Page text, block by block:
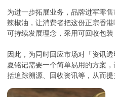
为进一步拓展业务，品牌进军零
辣椒油，让消费者把这份正宗香
可持续发展理念，采用可回收包装
因此，为同时回应市场对「资讯
夏铭记需要一个简单易用的方案
括追踪溯源、回收资讯等，从而提